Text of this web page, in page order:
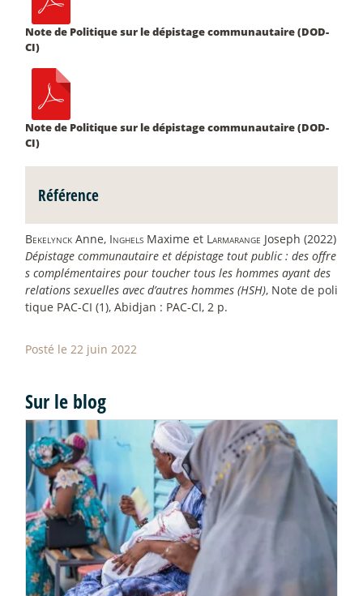
Note de Politique sur le dépistage communautaire (DOD-
CI)
Note de Politique sur le dépistage communautaire (DOD-
CI)
Référence
Bekelynck Anne, Inghels Maxime et Larmarange Joseph (2022)
Dépistage communautaire et dépistage tout public : des offre
s complémentaires pour toucher tous les hommes ayant des
relations sexuelles avec d’autres hommes (HSH), Note de poli
tique PAC-CI (1), Abidjan : PAC-CI, 2 p.
Posté le 22 juin 2022
Sur le blog